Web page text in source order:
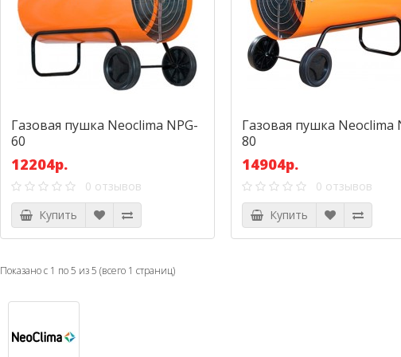
Газовая пушка Neoclima NPG-
60
12204р.
0 отзывов
Купить
Газовая пушка Neoclima
80
14904р.
0 отзывов
Купить
Показано с 1 по 5 из 5 (всего 1 страниц)